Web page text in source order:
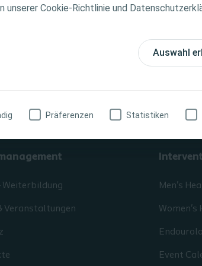
unserer Cookie-Richtlinie und
Auswahl
Präferenzen Statistiken
Weiterbildung
Veranstaltungen
Men's
Women's
Event